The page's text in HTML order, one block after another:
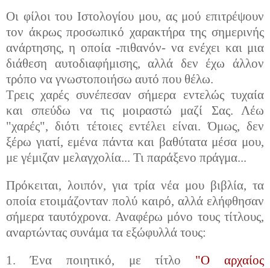
Οι φίλοι του Ιστολογίου μου, ας μού επιτρέψουν
τον άκρως προσωπικό χαρακτήρα της σημερινής
ανάρτησης, η οποία -πιθανόν- να ενέχει και μια
διάθεση αυτοδιαφήμισης, αλλά δεν έχω άλλον
τρόπο να γνωστοποιήσω αυτό που θέλω.
Τρεις χαρές συνέπεσαν σήμερα εντελώς τυχαία
και σπεύδω να τις μοιραστώ μαζί Σας. Λέω
"χαρές", διότι τέτοιες εντέλει είναι. Όμως, δεν
ξέρω γιατί, εμένα πάντα και βαθύτατα μέσα μου,
με γέμιζαν μελαγχολία... Τι παράξενο πράγμα...
Πρόκειται, λοιπόν, για τρία νέα μου βιβλία, τα
οποία ετοιμάζονταν πολύ καιρό, αλλά ελήφθησαν
σήμερα ταυτόχρονα. Αναφέρω μόνο τους τίτλους,
αναρτώντας συνάμα τα εξώφυλλά τους:
1. Ένα ποιητικό, με τίτλο "Ο αρχαίος